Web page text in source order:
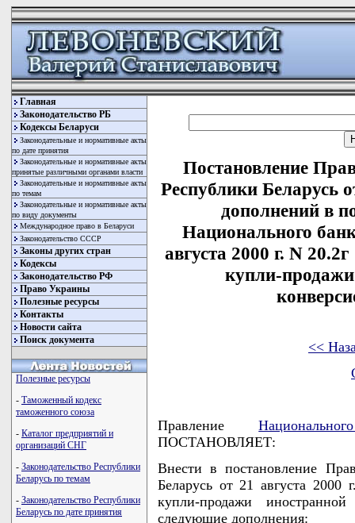
Главная
Законодательство РБ
Кодексы Беларуси
Законодательные и нормативные акты
по дате принятия
Законодательные и нормативные акты
принятые различными органами власти
Законодательные и нормативные акты
по темам
Законодательные и нормативные акты
по виду документы
Международное право в Беларуси
Законодательство СССР
Законы других стран
Кодексы
Законодательство РФ
Право Украины
Полезные ресурсы
Контакты
Новости сайта
Поиск документа
Полезные ресурсы
- Таможенный кодекс
таможенного союза
- Каталог предприятий и
организаций СНГ
- Законодательство Республики
Беларусь по темам
- Законодательство Республики
Беларусь по дате принятия
Постановление
Республики Беларусь
дополнений в
Национального
августа 2000 г. N
купли-
<<
Правление
ПОСТАНОВЛЯЕТ:
Внести в постановление
Беларусь от 21 августа
купли-продажи
следующие дополнения: